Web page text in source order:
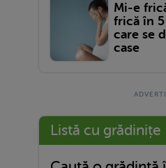
Mi-e
frică în
care se
case
Listă cu grădinițe